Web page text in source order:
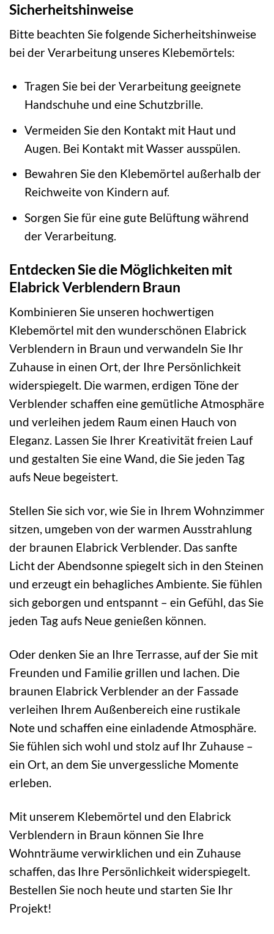
Sicherheitshinweise
Bitte beachten Sie folgende Sicherheitshinweise
bei der Verarbeitung unseres Klebemörtels:
Tragen Sie bei der Verarbeitung geeignete
Handschuhe und eine Schutzbrille.
Vermeiden Sie den Kontakt mit Haut und
Augen. Bei Kontakt mit Wasser ausspülen.
Bewahren Sie den Klebemörtel außerhalb der
Reichweite von Kindern auf.
Sorgen Sie für eine gute Belüftung während
der Verarbeitung.
Entdecken Sie die Möglichkeiten mit
Elabrick Verblendern Braun
Kombinieren Sie unseren hochwertigen
Klebemörtel mit den wunderschönen Elabrick
Verblendern in Braun und verwandeln Sie Ihr
Zuhause in einen Ort, der Ihre Persönlichkeit
widerspiegelt. Die warmen, erdigen Töne der
Verblender schaffen eine gemütliche Atmosphäre
und verleihen jedem Raum einen Hauch von
Eleganz. Lassen Sie Ihrer Kreativität freien Lauf
und gestalten Sie eine Wand, die Sie jeden Tag
aufs Neue begeistert.
Stellen Sie sich vor, wie Sie in Ihrem Wohnzimmer
sitzen, umgeben von der warmen Ausstrahlung
der braunen Elabrick Verblender. Das sanfte
Licht der Abendsonne spiegelt sich in den Steinen
und erzeugt ein behagliches Ambiente. Sie fühlen
sich geborgen und entspannt – ein Gefühl, das Sie
jeden Tag aufs Neue genießen können.
Oder denken Sie an Ihre Terrasse, auf der Sie mit
Freunden und Familie grillen und lachen. Die
braunen Elabrick Verblender an der Fassade
verleihen Ihrem Außenbereich eine rustikale
Note und schaffen eine einladende Atmosphäre.
Sie fühlen sich wohl und stolz auf Ihr Zuhause –
ein Ort, an dem Sie unvergessliche Momente
erleben.
Mit unserem Klebemörtel und den Elabrick
Verblendern in Braun können Sie Ihre
Wohnträume verwirklichen und ein Zuhause
schaffen, das Ihre Persönlichkeit widerspiegelt.
Bestellen Sie noch heute und starten Sie Ihr
Projekt!